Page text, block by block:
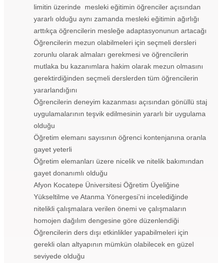
limitin üzerinde mesleki eğitimin öğrenciler açısından
yararlı olduğu aynı zamanda mesleki eğitimin ağırlığı
arttıkça öğrencilerin mesleğe adaptasyonunun artacağı
Öğrencilerin mezun olabilmeleri için seçmeli dersleri
zorunlu olarak almaları gerekmesi ve öğrencilerin
mutlaka bu kazanımlara hakim olarak mezun olmasını
gerektirdiğinden seçmeli derslerden tüm öğrencilerin
yararlandığını
Öğrencilerin deneyim kazanması açısından gönüllü staj
uygulamalarının teşvik edilmesinin yararlı bir uygulama
olduğu
Öğretim elemanı sayısının öğrenci kontenjanına oranla
gayet yeterli
Öğretim elemanları üzere nicelik ve nitelik bakımından
gayet donanımlı olduğu
Afyon Kocatepe Üniversitesi Öğretim Üyeliğine
Yükseltilme ve Atanma Yönergesi’ni incelediğinde
nitelikli çalışmalara verilen önemi ve çalışmaların
homojen dağılım dengesine göre düzenlendiği
Öğrencilerin ders dışı etkinlikler yapabilmeleri için
gerekli olan altyapının mümkün olabilecek en güzel
seviyede olduğu